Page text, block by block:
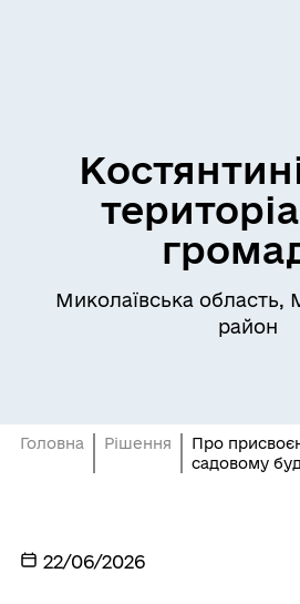
Миколаївська область,
район
Головна Рішення
Про
садовому
22/06/2026